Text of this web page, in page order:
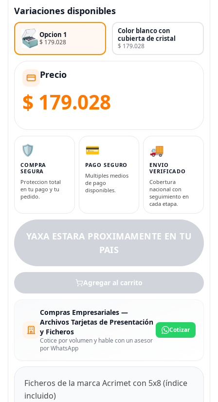
Variaciones disponibles
Opcion 1
$ 179.028
Color blanco con
cubierta de cristal
$ 179.028
Precio
$ 179.028
🛡️
COMPRA
SEGURA
Proteccion total
en tu pago y tu
pedido.
💳
PAGO SEGURO
Multiples medios
de pago
disponibles.
🚚
ENVIO
VERIFICADO
Cobertura
nacional con
seguimiento en
cada etapa.
YAXA ESTARA PROXIMAMENTE EN TU
PAIS
Agregar al carrito
Compras Empresariales —
Archivos Tarjetas de Presentación
y Ficheros
Cotice por volumen y hable con un asesor
por WhatsApp
Cotizar
Ficheros de la marca Acrimet con 5x8 (índice
incluido)